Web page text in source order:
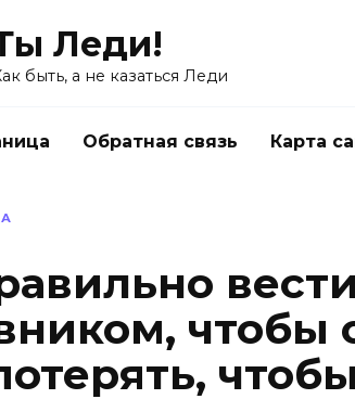
Леди!
быть, а не казаться Леди
Обратная связь Карта
чтобы